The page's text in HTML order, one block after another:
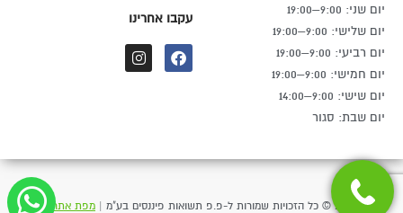
יום שני: 9:00–19:00
יום שלישי: 9:00–19:00
יום רביעי: 9:00–19:00
יום חמישי: 9:00–19:00
יום שישי: 9:00–14:00
יום שבת: סגור
עקבו אחרינו
2024 © כל הזכויות שמורות ל-פ.פ תשואות פיננסים בע"מ | מפת אתר